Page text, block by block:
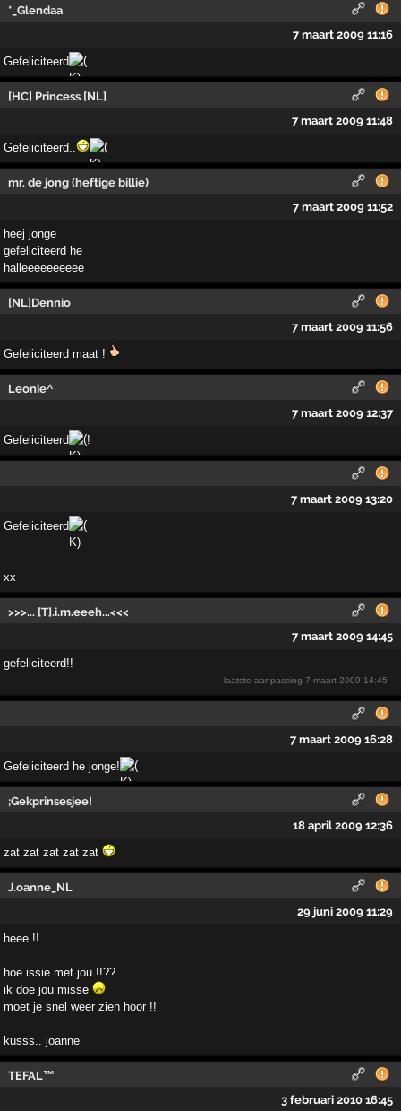
*_Glendaa
7 maart 2009 11:16
Gefeliciteerd
[HC] Princess [NL]
7 maart 2009 11:48
Gefeliciteerd..
mr. de jong (heftige billie)
7 maart 2009 11:52
heej jonge
gefeliciteerd he
halleeeeeeeeee
[NL]Dennio
7 maart 2009 11:56
Gefeliciteerd maat !
Leonie^
7 maart 2009 12:37
Gefeliciteerd !
7 maart 2009 13:20
Gefeliciteerd
xx
>>>... [T].i.m.eeeh...<<<
7 maart 2009 14:45
gefeliciteerd!!
laatste aanpassing7 maart 2009 14:45
7 maart 2009 16:28
Gefeliciteerd he jonge!
;Gekprinsesjee!
18 april 2009 12:36
zat zat zat zat zat
J.oanne_NL
29 juni 2009 11:29
heee !!
hoe issie met jou !!??
ik doe jou misse
moet je snel weer zien hoor !!
kusss.. joanne
TEFAL™
3 februari 2010 16:45